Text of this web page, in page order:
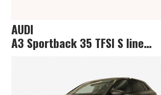
AUDI
A3 Sportback 35 TFSI S line Attraction